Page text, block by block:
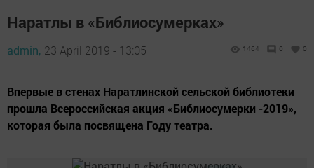
Наратлы в «Библиосумерках»
admin, 23 April 2019 - 13:05 1464 0 0
Впервые в стенах Наратлинской сельской библиотеки
прошла Всероссийская акция «Библиосумерки -2019»,
которая была посвящена Году театра.